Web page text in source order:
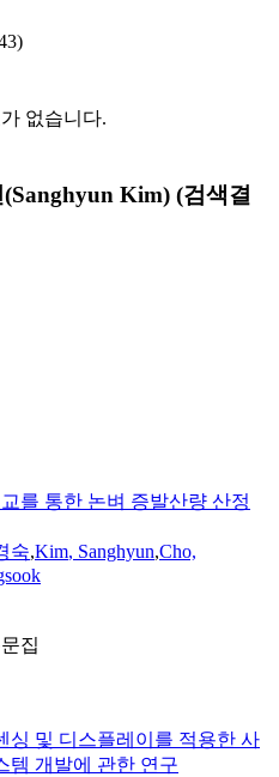
없습니다.
Kim) (검색결
를 통한 논벼 증발산량 산정
숙,Kim, Sanghyun,Cho,
집
싱 및 디스플레이를 적용한 사
템 개발에 관한 연구